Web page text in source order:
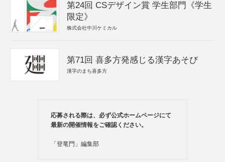
第24回 CSデザイン賞 学生部門《学生
限定》
株式会社中川ケミカル
第71回 喜多方発感じる漢字あそび
漢字のまち喜多方
応募される際は、必ず公式ホームページにて
最新の開催情報をご確認ください。
「登竜門」編集部